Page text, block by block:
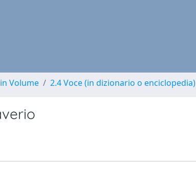
Volume 2.4 Voce (in dizionario o enciclopedia)